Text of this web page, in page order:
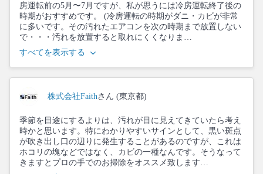
房運転前の5月〜7月ですが、私が思うには冷房運転終了後の
時期がおすすめです。 (冷房運転の時期がダニ・カビが非常
に多いです。その汚れたエアコンを次の時期まで放置しない
で・・・汚れを放置すると取れにくくなりま…
すべてを表示する
株式会社Faithさん (東京都)
季節を目途にするよりは、汚れが目に見えてきていたら考え
時かと思います。特にわかりやすいサインとして、黒い斑点
が吹き出し口の辺りに発生することがあるのですが、これは
ホコリの塊などではなく、カビの一種なんです。そうなって
きますとプロの手でのお掃除をオススメ致します…